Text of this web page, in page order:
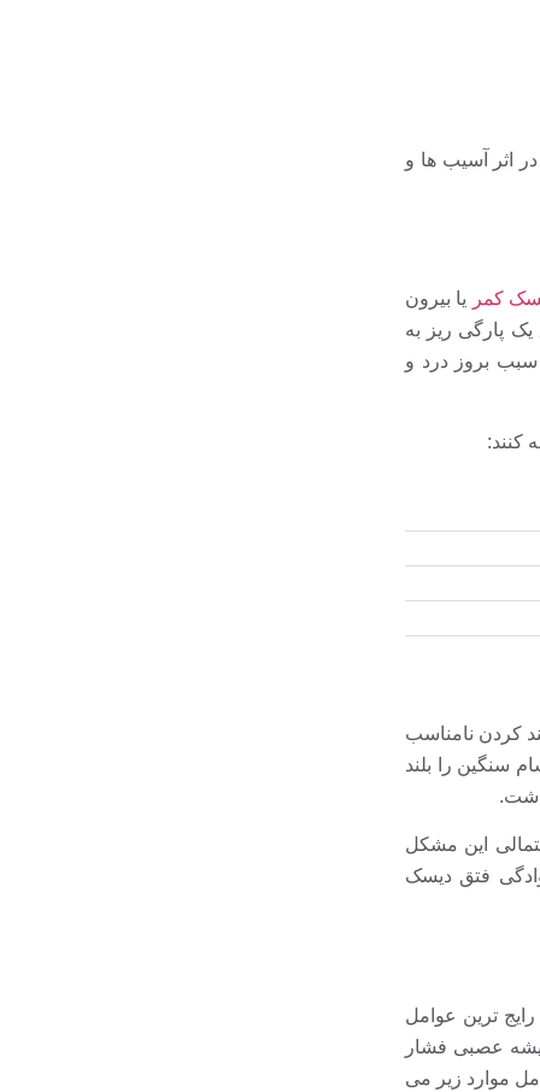
اثر آسیب ها و
کمر
یا بیرون
پارگی ریز به
سبب بروز درد و
کنند:
کردن نامناسب
سنگین را بلند
این مشکل
فتق دیسک
ترین عوامل
عصبی فشار
موارد زیر می